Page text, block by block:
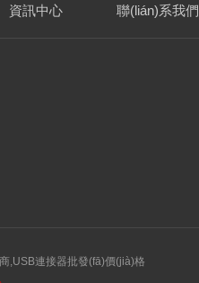
資訊中心 聯(lián)系我們
,USB連接器批發(fā)價(jià)格